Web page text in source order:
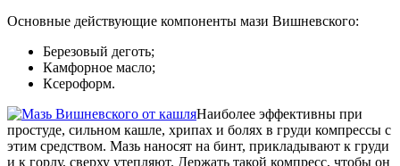
Основные действующие компоненты мази Вишневского:
Березовый деготь;
Камфорное масло;
Ксероформ.
Наиболее эффективны при
простуде, сильном кашле, хрипах и болях в груди компрессы с
этим средством. Мазь наносят на бинт, прикладывают к груди
и к горлу, сверху утепляют. Держать такой компресс, чтобы он